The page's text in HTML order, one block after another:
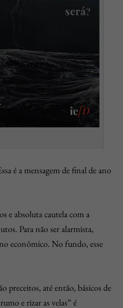
é a mensagem de final de ano
e absoluta cautela com a
Para não ser alarmista,
econômico. No fundo, esse
preceitos, até então, básicos de
e rizar as velas” é